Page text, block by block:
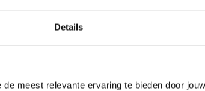
Details
meest relevante ervaring te bieden door